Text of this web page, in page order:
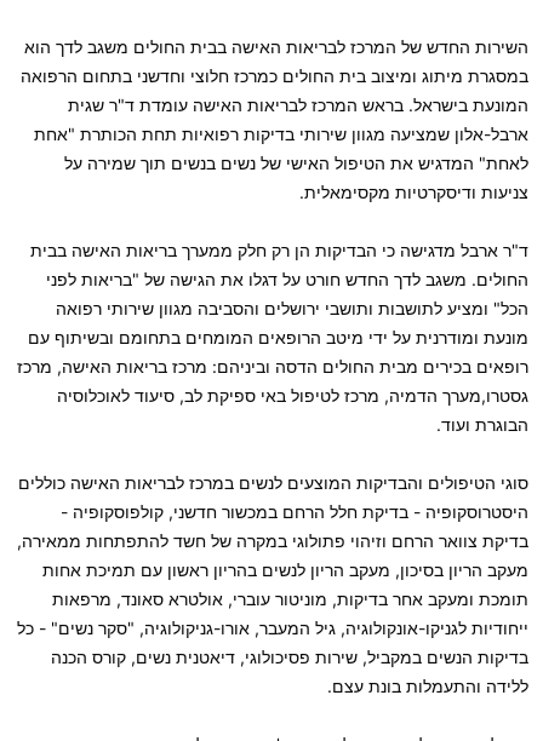
השירות החדש של המרכז לבריאות האישה בבית החולים משגב לדך הוא
במסגרת מיתוג ומיצוב בית החולים כמרכז חלוצי וחדשני בתחום הרפואה
המונעת בישראל. בראש המרכז לבריאות האישה עומדת ד"ר שגית
ארבל-אלון שמציעה מגוון שירותי בדיקות רפואיות תחת הכותרת "אחת
לאחת" המדגיש את הטיפול האישי של נשים בנשים תוך שמירה על
צניעות ודיסקרטיות מקסימאלית.
ד"ר ארבל מדגישה כי הבדיקות הן רק חלק ממערך בריאות האישה בבית
החולים. משגב לדך החדש חורט על דגלו את הגישה של "בריאות לפני
הכל" ומציע לתושבות ותושבי ירושלים והסביבה מגוון שירותי רפואה
מונעת ומודרנית על ידי מיטב הרופאים המומחים בתחומם ובשיתוף עם
רופאים בכירים מבית החולים הדסה וביניהם: מרכז בריאות האישה, מרכז
גסטרו,מערך הדמיה, מרכז לטיפול באי ספיקת לב, סיעוד לאוכלוסיה
הבוגרת ועוד.
סוגי הטיפולים והבדיקות המוצעים לנשים במרכז לבריאות האישה כוללים
היסטרוסקופיה - בדיקת חלל הרחם במכשור חדשני, קולפוסקופיה -
בדיקת צוואר הרחם וזיהוי פתולוגי במקרה של חשד להתפתחות ממאירה,
מעקב הריון בסיכון, מעקב הריון לנשים בהריון ראשון עם תמיכת אחות
תומכת ומעקב אחר בדיקות, מוניטור עוברי, אולטרא סאונד, מרפאות
ייחודיות לגניקו-אונקולוגיה, גיל המעבר, אורו-גניקולוגיה, "סקר נשים" - כל
בדיקות הנשים במקביל, שירות פסיכולוגי, דיאטנית נשים, קורס הכנה
ללידה והתעמלות בונת עצם.